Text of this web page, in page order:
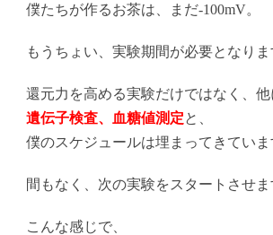
僕たちが作るお茶は、まだ-100mV。
もうちょい、実験期間が必要となりま
還元力を高める実験だけではなく、他
遺伝子検査、血糖値測定と、
僕のスケジュールは埋まってきていま
間もなく、次の実験をスタートさせま
こんな感じで、